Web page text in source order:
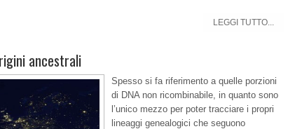
LEGGI TUTTO...
ancestrali
Spesso si fa riferimento a quelle porzioni
di DNA non ricombinabile, in quanto sono
l’unico mezzo per poter tracciare i propri
lineaggi genealogici che seguono